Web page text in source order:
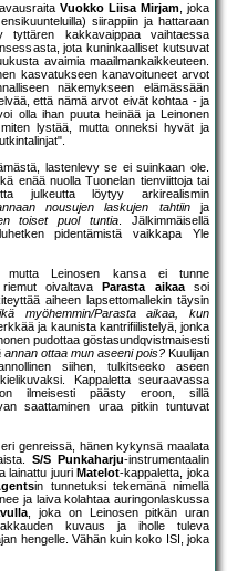
Vuokko Liisa Mirjam, joka
siirappiin ja hattaraan
tyttären kakkavaippaa vaihtaessa
jota kuninkaalliset kutsuvat
avaimia maailmankaikkeuteen.
kasvatukseen kanavoituneet arvot
näkemykseen elämässään
että nämä arvot eivät kohtaa - ja
olla ihan puuta heinää ja Leinonen
lystää, mutta onneksi hyvät ja
lastenlevy se ei suinkaan ole.
enää nuolla Tuonelan tienviittoja tai
julkeutta löytyy arkirealismin
nousujen laskujen tahtiinja
toiset puol tuntia. Jälkimmäisellä
pidentämistä vaikkapa Yle
mutta Leinosen kansa ei tunne
oivaltava
Parasta aikaasoi
aiheen lapsettomallekin täysin
myöhemmin/Parasta aikaa, kun
ja kaunista kantrifiilistelyä, jonka
pudottaa göstasundqvistmaisesti
ottaa mun aseeni pois?Kuulijan
siihen, tulkitseeko aseen
Kappaletta seuraavassa
ilmeisesti päästy eroon, sillä
saattaminen uraa pitkin tuntuvat
genreissä, hänen kykynsä maalata
S/S Punkaharju-instrumentaalin
lainattu juuri Matelot-kappaletta, joka
in tunnetuksi tekemänä nimellä
ja laiva kolahtaa auringonlaskussa
, joka on Leinosen pitkän uran
kuvaus ja iholle tuleva
hengelle. Vähän kuin koko ISI, joka